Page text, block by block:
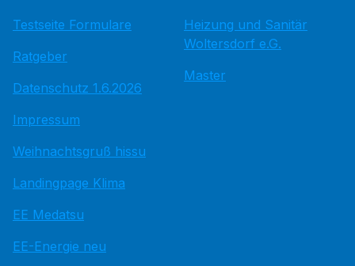
Testseite Formulare
Ratgeber
Datenschutz 1.6.2026
Impressum
Weihnachtsgruß hissu
Landingpage Klima
EE Medatsu
EE-Energie neu
Heizung und Sanitär
Woltersdorf e.G.
Master